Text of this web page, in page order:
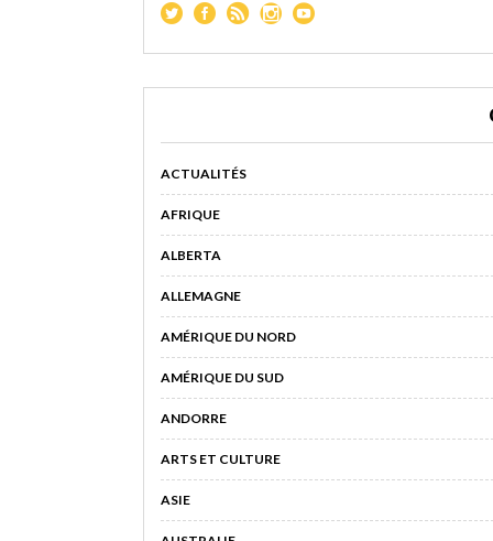
ACTUALITÉS
AFRIQUE
ALBERTA
ALLEMAGNE
AMÉRIQUE DU NORD
AMÉRIQUE DU SUD
ANDORRE
ARTS ET CULTURE
ASIE